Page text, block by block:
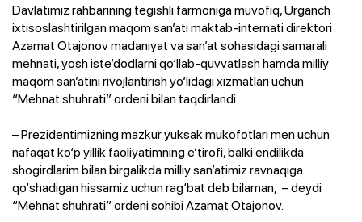
Davlatimiz rahbarining tegishli farmoniga muvofiq, Urganch
ixtisoslashtirilgan maqom san’ati maktab-internati direktori
Azamat Otajonov madaniyat va san’at sohasidagi samarali
mehnati, yosh iste’dodlarni qo‘llab-quvvatlash hamda milliy
maqom san’atini rivojlantirish yo‘lidagi xizmatlari uchun
“Mehnat shuhrati” ordeni bilan taqdirlandi.
– Prezidentimizning mazkur yuksak mukofotlari men uchun
nafaqat ko‘p yillik faoliyatimning e’tirofi, balki endilikda
shogirdlarim bilan birgalikda milliy san’atimiz ravnaqiga
qo‘shadigan hissamiz uchun rag‘bat deb bilaman, – deydi
“Mehnat shuhrati” ordeni sohibi Azamat Otajonov.